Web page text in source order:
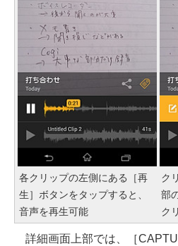
各クリップの左側にある［再
生］ボタンをタップすると、
音声を再生可能
ク
部
ク
詳細画面上部では、［